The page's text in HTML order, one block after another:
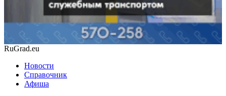
RuGrad.eu
Новости
Справочник
Афиша